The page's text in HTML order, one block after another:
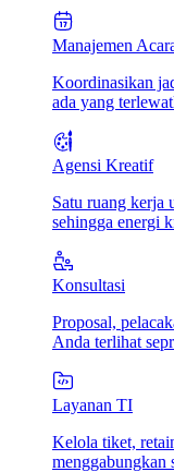
Manajemen
Koordinasikan
ada yang
Agensi Kreatif
Satu ruang kerja
sehingga energi
Konsultasi
Proposal,
Anda terlihat
Layanan TI
Kelola tiket,
menggabungkan